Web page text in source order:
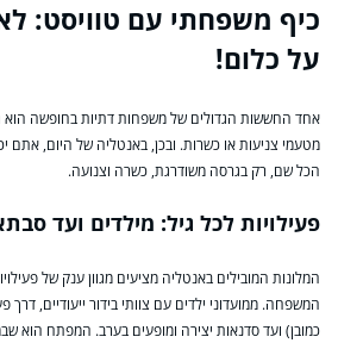
כיף משפחתי עם טוויסט:
על כלום!
אחד החששות הגדולים של משפחות דתיות בחופשה הוא
מטעמי צניעות או כשרות. ובכן, באנטליה של היום, אתם
הכל שם, רק בגרסה משודרגת, כשרה וצנועה.
פעילויות לכל גיל: מילדים ועד
המלונות המובילים באנטליה מציעים מגוון ענק של
המשפחה. ממועדוני ילדים עם צוותי בידור ייעודיים, דרך
כמובן) ועד סדנאות יצירה ומופעים בערב. המפתח הוא